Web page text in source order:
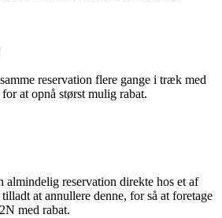
reservation flere gange i træk med
at opnå størst mulig rabat.
almindelig reservation direkte hos et af
at annullere denne, for så at foretage
med rabat.